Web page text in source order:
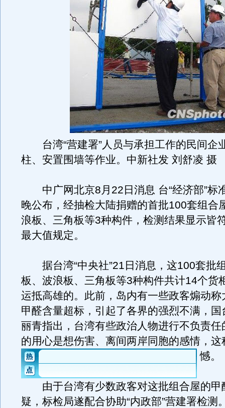
台湾“营建署”人员与承担工作的民间企
柱、安置围墙等作业。中新社发 刘舒凌 摄
中广网北京8月22日消息 台“经济部”标
晚公布，经抽检大陆捐赠的首批100套组合
浪板、三角板等3种构件，检测结果显示皆
最大值规定。
据台湾“中央社”21日消息，这100套批
板、波浪板、三角板等3种构件共计14个货
运抵高雄的。此前，岛内有一些政客煽动称
甲醛含量超标，引起了各界的强烈不满，国
丽青指出，台湾有些政治人物进行不负责任
的用心是想伤害、离间两岸同胞的感情，这
憾。
由于台湾有少数政客对这批组合屋的甲
疑，标检局遂配合协助“内政部”营建署检测